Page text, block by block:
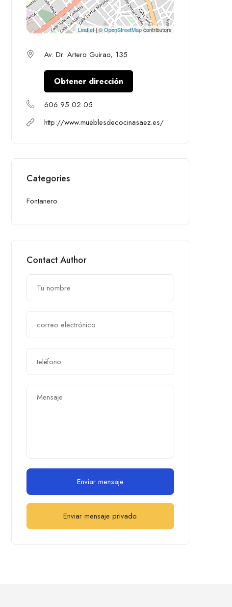
Leaflet| ©OpenStreetMapcontributors
Av. Dr. Artero Guirao, 135
Obtener dirección
606 95 02 05
http://www.mueblesdecocinasaez.es/
Categories
Fontanero
Contact Author
Enviar mensaje
Enviar mensaje privado